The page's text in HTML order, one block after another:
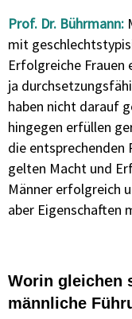
Prof. Dr. Bührmann:
mit
Erfolgreiche Frauen
ja
haben nicht darauf
hingegen erfüllen
die entsprechenden
gelten Macht und
Männer erfolgreich
aber Eigenschaften
Worin gleichen
männliche